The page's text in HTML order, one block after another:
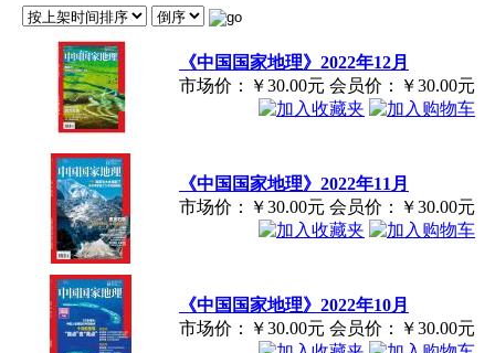
《中国国家地理》2022年12月
市场价：
￥30.00元 会员价： ￥30.00元
《中国国家地理》2022年11月
市场价：
￥30.00元 会员价： ￥30.00元
《中国国家地理》2022年10月
市场价：
￥30.00元 会员价： ￥30.00元